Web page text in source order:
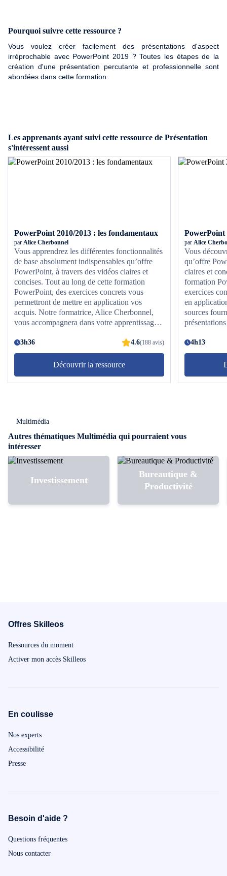
Pourquoi suivre cette ressource ?
Vous voulez créer facilement des présentations d'aspect
irréprochable avec PowerPoint 2019 ? Toutes les étapes de la
création d'une présentation percutante et professionnelle sont
abordées dans cette formation.
Les apprenants ayant suivi cette ressource de Présentation
s'intéressent aussi
PowerPoint 2010/2013 : les fondamentaux
par Alice Cherbonnel
Vous apprendrez les différentes fonctionnalités
de base absolument indispensables qu’offre
PowerPoint, à travers des vidéos claires et
concises. Tout au long de cette formation
PowerPoint, des exercices concrets vous
permettront de mettre en application vos
acquis. Notre formatrice, Alice Cherbonnel,
vous accompagnera dans votre apprentissage
vos premières présentations. Vous utiliserez
des modèles de base, des objets, des images
ainsi que des formes. Vous animerez,
minuterez et partagerez vos présentations grâce
aux outils intégrés à PowerPoint 2010/2013.
3h36 4.6(188 avis)
Découvrir la ressource
par Alice
Vous
qu’offre
claires et
formation
exercices
en
sources
4h13
Multimédia
Autres thématiques Multimédia qui pourraient vous
intéresser
Investissement
Bureautique &
Productivité
Offres Skilleos
Ressources du moment
Activer mon accès Skilleos
En coulisse
Nos experts
Accessibilité
Presse
Besoin d'aide ?
Questions fréquentes
Nous contacter